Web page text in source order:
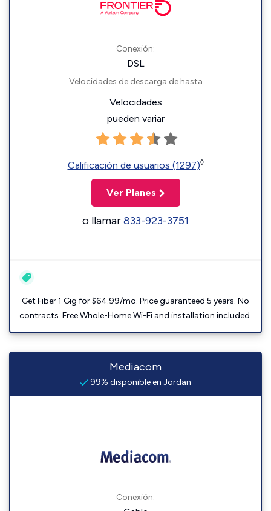
Conexión:
DSL
Velocidades de descarga de hasta
Velocidades
pueden variar
Calificación de usuarios (1297)◊
Ver Planes
o llamar833-923-3751
Get Fiber 1 Gig for $64.99/mo. Price guaranteed 5 years. No
contracts. Free Whole-Home Wi-Fi and installation included.
Mediacom
99% disponible en Jordan
Conexión: